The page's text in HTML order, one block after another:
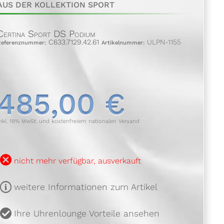
DER KOLLEKTION SPORT
Sport DS Podium
C633.7129.42.61 Artikelnummer:ULPN-1155
€
19% MwSt. und kostenfreiem nationalen Versand
nicht mehr verfügbar, ausverkauft
weitere Informationen zum Artikel
Ihre Uhrenlounge Vorteile ansehen